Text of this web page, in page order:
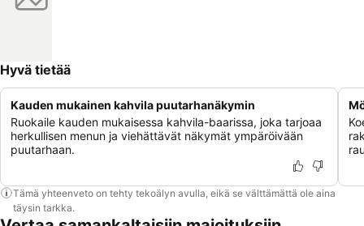
Hyvä tietää
Kauden mukainen kahvila puutarhanäkymin
Ruokaile kauden mukaisessa kahvila-baarissa, joka tarjoaa
herkullisen menun ja viehättävät näkymät ympäröivään
puutarhaan.
Tämä yhteenveto on tehty tekoälyn avulla, eikä se välttämättä ole aina
täysin tarkka.